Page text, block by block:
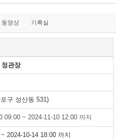
동영상 기록실
관장
구 성산동 531)
09:00 ~ 2024-11-10 12:00 까지
2024-10-14 18:00 까지